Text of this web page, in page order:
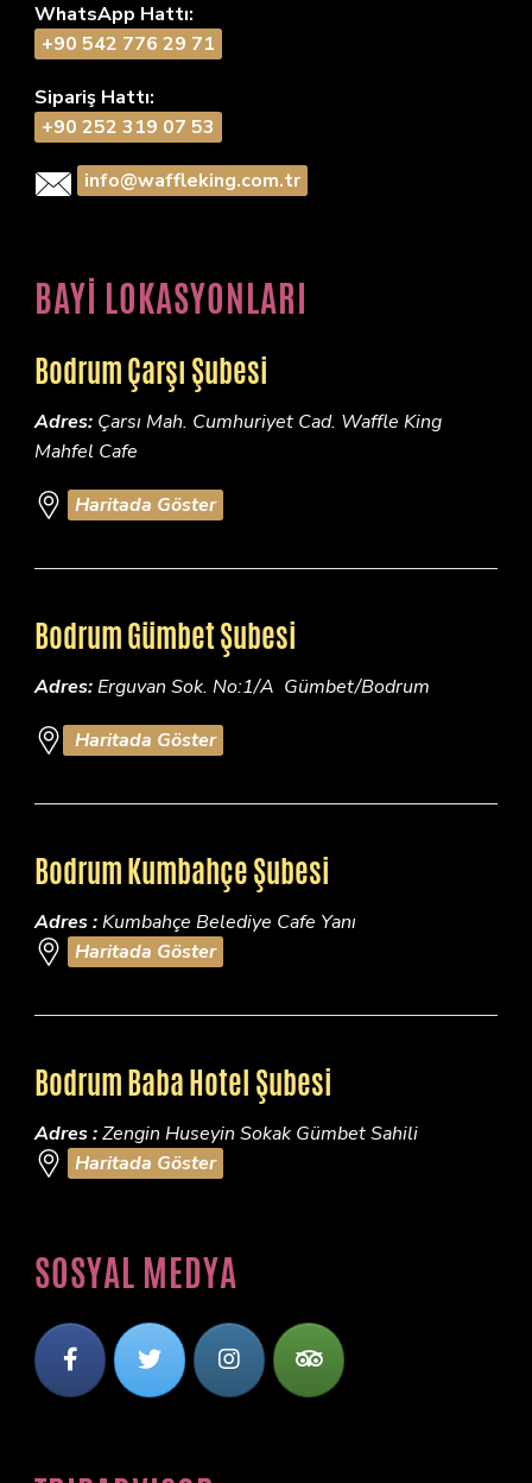
WhatsApp Hattı:
+90 542 776 29 71
Sipariş Hattı:
+90 252 319 07 53
info@waffleking.com.tr
BAYİ LOKASYONLARI
Bodrum Çarşı Şubesi
Adres: Çarsı Mah. Cumhuriyet Cad. Waffle King
Mahfel Cafe
Haritada Göster
Bodrum Gümbet Şubesi
Adres:Erguvan Sok. No:1/A Gümbet/Bodrum
Haritada Göster
Bodrum Kumbahçe Şubesi
Adres :Kumbahçe Belediye Cafe Yanı
Haritada Göster
Bodrum Baba Hotel Şubesi
Adres :Zengin Huseyin Sokak Gümbet Sahili
Haritada Göster
SOSYAL MEDYA